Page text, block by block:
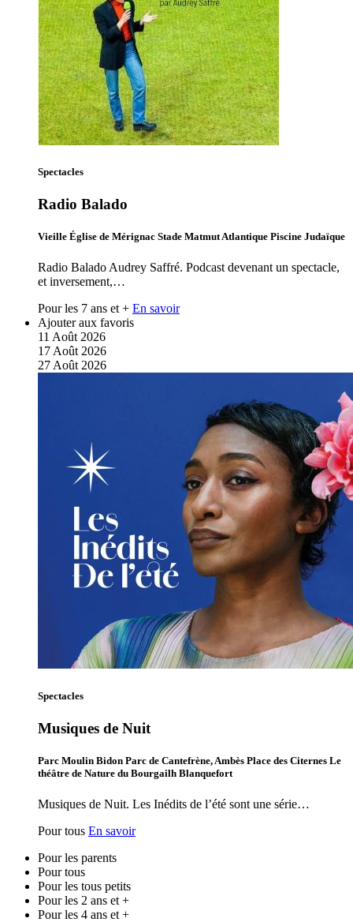
Spectacles
Radio Balado
Vieille Église de Mérignac Stade Matmut Atlantique Piscine Judaïque
Radio Balado Audrey Saffré. Podcast devenant un spectacle,
et inversement,…
Pour les 7 ans et + En savoir
Ajouter aux favoris
11 Août 2026
17Août 2026
27Août 2026
Spectacles
Musiques de Nuit
Parc Moulin Bidon Parc de Cantefrène, Ambès Place des Citernes Le
théâtre de Nature du Bourgailh Blanquefort
Musiques de Nuit. Les Inédits de l’été sont une série…
Pour tous En savoir
Pour les parents
Pour tous
Pour les tous petits
Pour les 2 ans et +
Pour les 4 ans et +